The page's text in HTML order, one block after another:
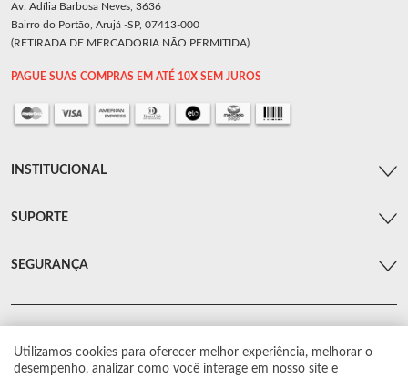
Utilizamos cookies para oferecer melhor experiência, melhorar o
desempenho, analizar como você interage em nosso site e
Av. Adília Barbosa Neves, 3636
Bairro do Portão, Arujá -SP, 07413-000
(RETIRADA DE MERCADORIA NÃO PERMITIDA)
PAGUE SUAS COMPRAS EM ATÉ 10X SEM JUROS
INSTITUCIONAL
SUPORTE
SEGURANÇA
© Arsenal Car. Todos os direitos reservados.